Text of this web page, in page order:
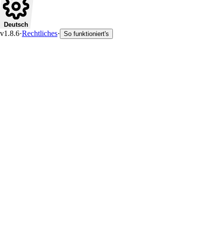
Deutsch
v1.8.6·Rechtliches· So funktioniert's